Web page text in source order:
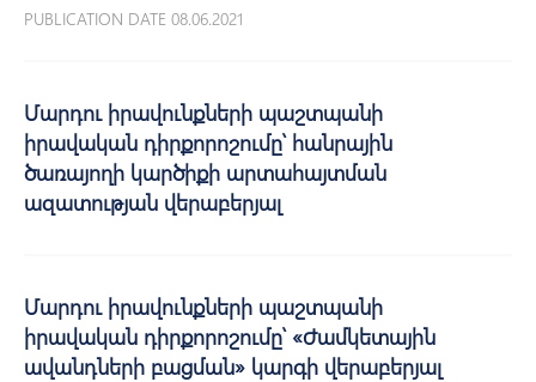
PUBLICATION DATE 08.06.2021
Մարդու իրավունքների պաշտպանի
իրավական դիրքորոշումը՝ հանրային
ծառայողի կարծիքի արտահայտման
ազատության վերաբերյալ
Մարդու իրավունքների պաշտպանի
իրավական դիրքորոշումը՝ «Ժամկետային
ավանդների բացման» կարգի վերաբերյալ